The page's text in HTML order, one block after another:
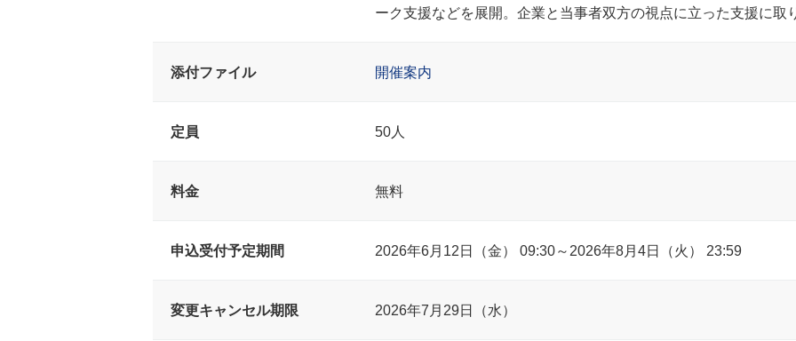
ーク支援などを展開。企業と当事者双方の視点に立った支援に取
添付ファイル 開催案内
定員 50人
料金 無料
申込受付予定期間 2026年6月12日（金） 09:30～2026年8月4日（火） 23:59
変更キャンセル期限 2026年7月29日（水）